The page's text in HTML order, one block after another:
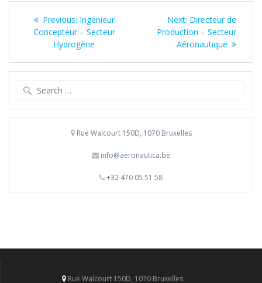
Bericht
navigatie
Previous: Previous
post:
Ingénieur
Concepteur – Secteur
Hydrogène
Next: Next
post:
Directeur de
Production – Secteur
Aéronautique
Rue Walcourt 150D, 1070 Bruxelles
info@aeronautica.be
+32 470 05 51 58
Rue Walcourt 150D, 1070 Bruxelles